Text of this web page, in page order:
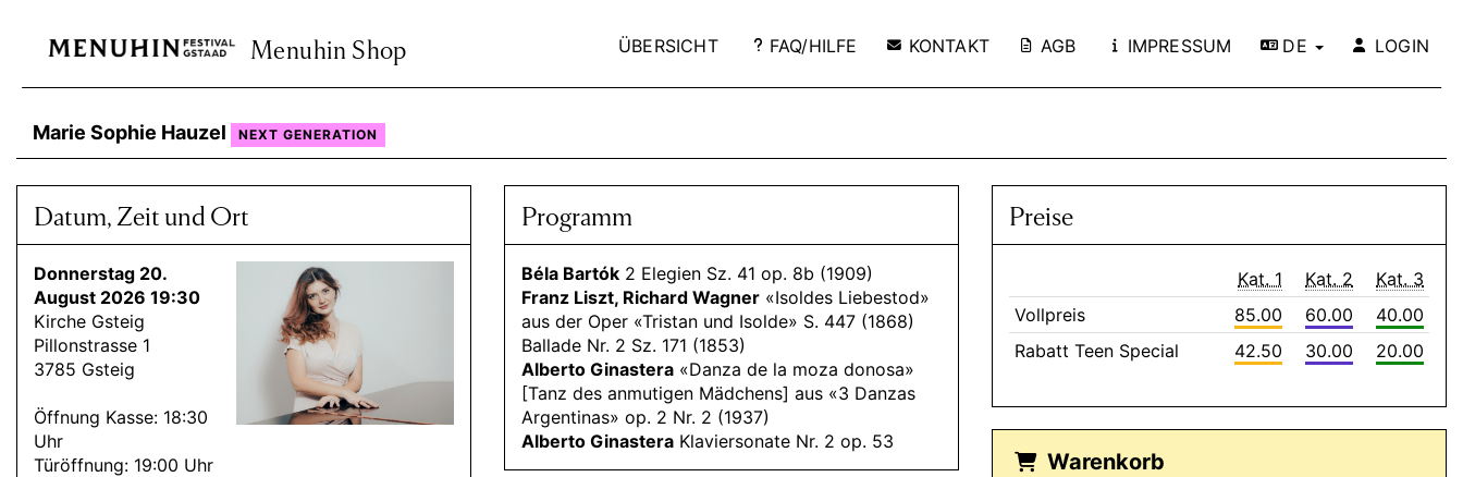
ÜBERSICHT FAQ/HILFE KONTAKT AGB IMPRESSUM DE LOGIN
Menuhin Shop
Marie Sophie Hauzel NEXT GENERATION
Datum, Zeit und Ort
Donnerstag 20.
August 2026 19:30
Kirche Gsteig
Pillonstrasse 1
3785 Gsteig
Öffnung Kasse: 18:30
Uhr
Türöffnung: 19:00 Uhr
Programm
Béla Bartók 2 Elegien Sz. 41 op. 8b (1909)
Franz Liszt, Richard Wagner «Isoldes Liebestod»
aus der Oper «Tristan und Isolde» S. 447 (1868)
Ballade Nr. 2 Sz. 171 (1853)
Alberto Ginastera «Danza de la moza donosa»
[Tanz des anmutigen Mädchens] aus «3 Danzas
Argentinas» op. 2 Nr. 2 (1937)
Alberto Ginastera Klaviersonate Nr. 2 op. 53
Preise
Kat. 1 Kat. 2
Kat. 3
Vollpreis
85.00 60.00
40.00
Rabatt Teen Special
42.50 30.00 20.00
Warenkorb